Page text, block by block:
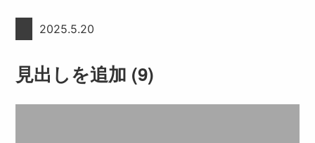
2025.5.20
見出しを追加 (9)